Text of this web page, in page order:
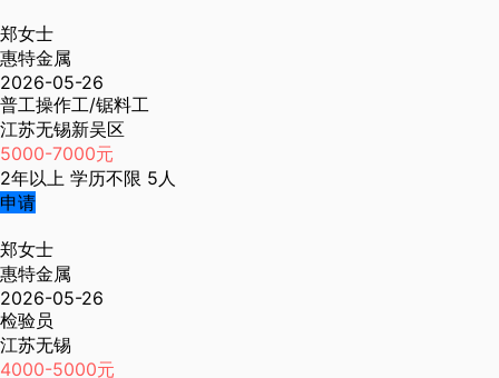
郑女士
惠特金属
2026-05-26
普工操作工/锯料工
江苏无锡新吴区
5000-7000元
2年以上 学历不限 5人
申请
郑女士
惠特金属
2026-05-26
检验员
江苏无锡
4000-5000元